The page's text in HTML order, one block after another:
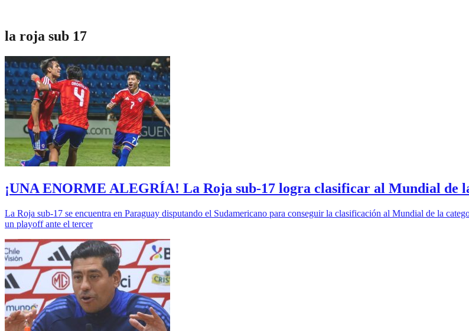
la roja sub 17
¡UNA ENORME ALEGRÍA! La Roja sub-17 logra clasificar al Mundial de
La Roja sub-17 se encuentra en Paraguay disputando el Sudamericano para conseguir la clasificación al Mundial de la
un playoff ante el tercer